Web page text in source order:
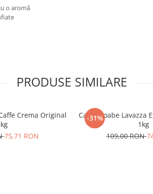
o aromă
PRODUSE SIMILARE
Crema Original
75,71 RON
-31%
Cafea boabe Lavazza
1kg
109,00 RON